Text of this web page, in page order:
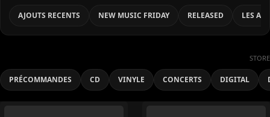
AJOUTS RECENTS NEW MUSIC FRIDAY RELEASED LES
STORE
PRÉCOMMANDES CD VINYLE CONCERTS DIGITAL